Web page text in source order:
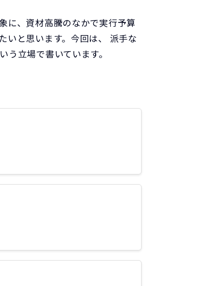
に、資材高騰のなかで実行予算
いと思います。今回は、 派手な
立場で書いています。